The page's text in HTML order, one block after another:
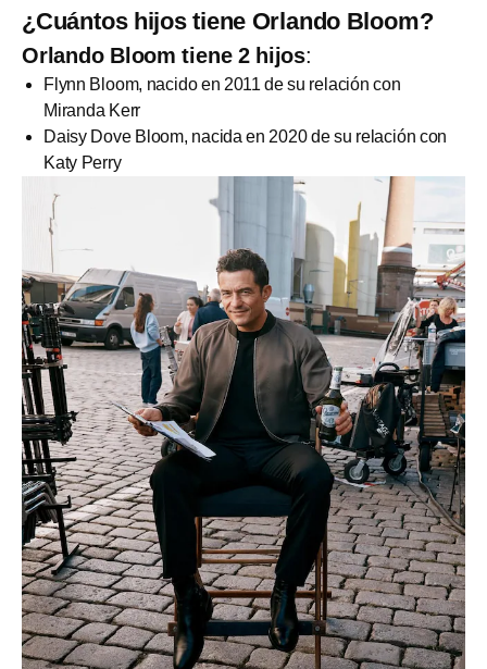
¿Cuántos hijos tiene Orlando Bloom?
Orlando Bloom tiene 2 hijos:
Flynn Bloom, nacido en 2011 de su relación con
Miranda Kerr
Daisy Dove Bloom, nacida en 2020 de su relación con
Katy Perry